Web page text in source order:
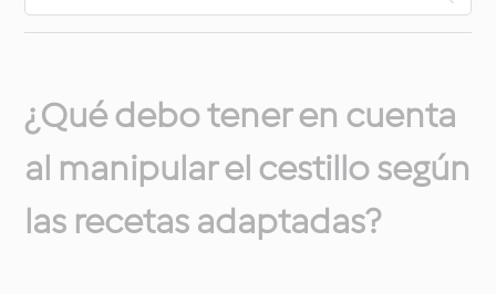
¿Qué debo tener en cuenta
al manipular el cestillo según
las recetas adaptadas?